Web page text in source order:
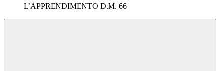
L’APPRENDIMENTO D.M. 66